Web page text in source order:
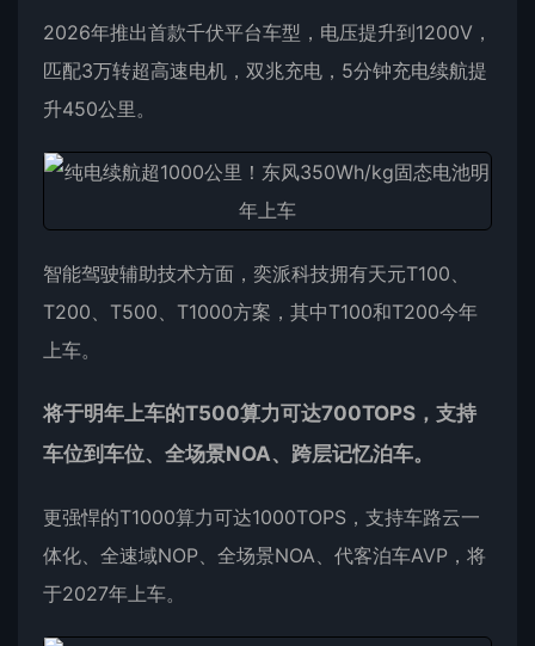
2026年推出首款千伏平台车型，电压提升到1200V，
匹配3万转超高速电机，双兆充电，5分钟充电续航提
升450公里。
智能驾驶辅助技术方面，奕派科技拥有天元T100、
T200、T500、T1000方案，其中T100和T200今年
上车。
将于明年上车的T500算力可达700TOPS，支持
车位到车位、全场景NOA、跨层记忆泊车。
更强悍的T1000算力可达1000TOPS，支持车路云一
体化、全速域NOP、全场景NOA、代客泊车AVP，将
于2027年上车。